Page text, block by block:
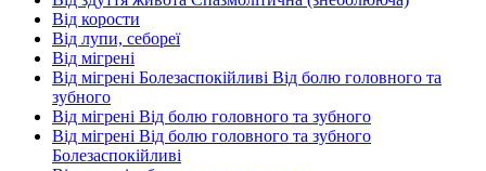
Від корости
Від лупи, себореї
Від мігрені
Від мігрені Болезаспокійливі Від болю головного та
зубного
Від мігрені Від болю головного та зубного
Від мігрені Від болю головного та зубного
Болезаспокійливі